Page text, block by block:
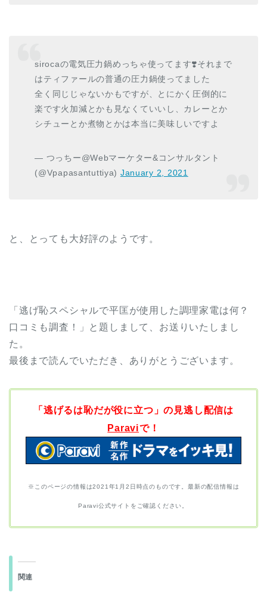
sirocaの電気圧力鍋めっちゃ使ってます❣️それまで
はティファールの普通の圧力鍋使ってました
全く同じじゃないかもですが、とにかく圧倒的に
楽です火加減とかも見なくていいし、カレーとか
シチューとか煮物とかは本当に美味しいですよ
— つっちー@Webマーケター&コンサルタント
(@Vpapasantuttiya) January 2, 2021
と、とっても大好評のようです。
「逃げ恥スペシャルで平匡が使用した調理家電は何？
口コミも調査！」と題しまして、お送りいたしまし
た。
最後まで読んでいただき、ありがとうございます。
「逃げるは恥だが役に立つ」の見逃し配信は
Paraviで！
※このページの情報は2021年1月2日時点のものです。最新の配信情報は
Paravi公式サイトをご確認ください。
関連